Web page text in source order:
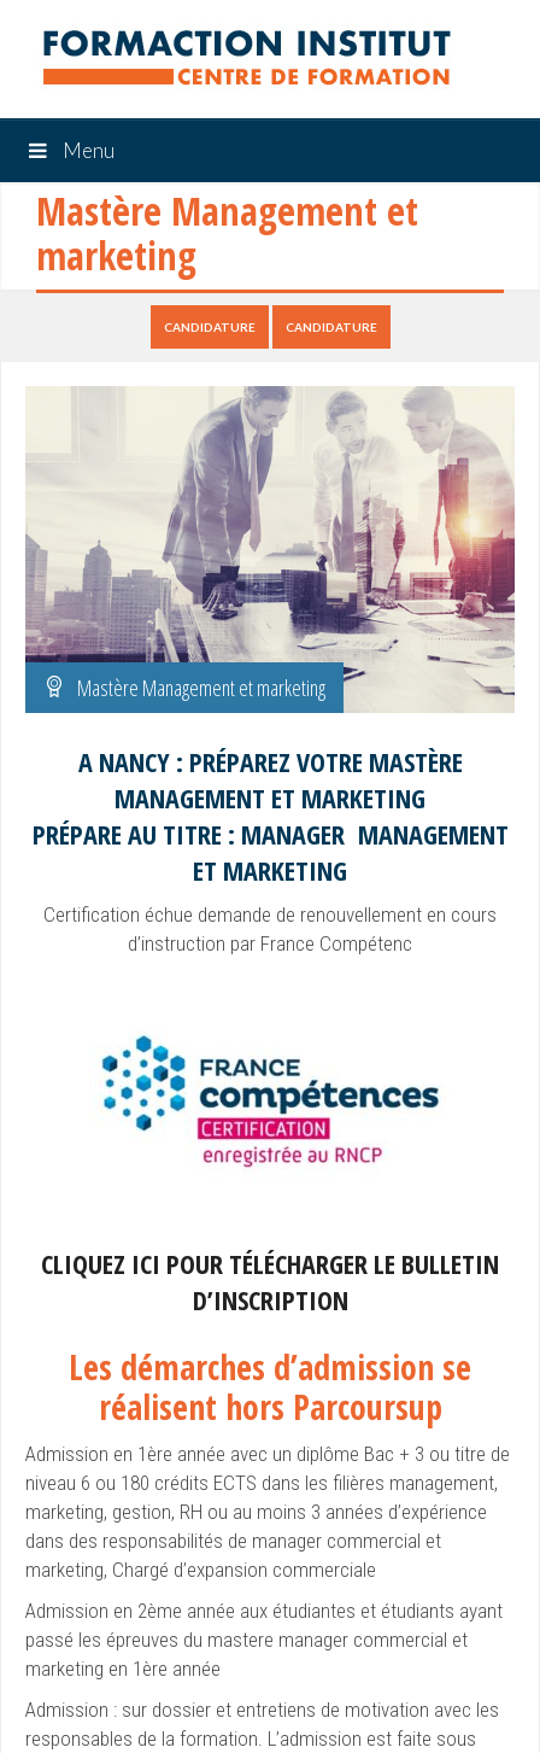
Menu
Mastère Management et
marketing
CANDIDATURE CANDIDATURE
Mastère Management et marketing
A NANCY : PRÉPAREZ VOTRE MASTÈRE
MANAGEMENT ET MARKETING
PRÉPARE AU TITRE : MANAGER MANAGEMENT
ET MARKETING
Certification échue demande de renouvellement en cours
d’instruction par France Compétenc
CLIQUEZ ICI POUR TÉLÉCHARGER LE BULLETIN
D’INSCRIPTION
Les démarches d’admission se
réalisent hors Parcoursup
Admission en 1ère année avec un diplôme Bac + 3 ou titre de
niveau 6 ou 180 crédits ECTS dans les filières management,
marketing, gestion, RH ou au moins 3 années d’expérience
dans des responsabilités de manager commercial et
marketing, Chargé d’expansion commerciale
Admission en 2ème année aux étudiantes et étudiants ayant
passé les épreuves du mastere manager commercial et
marketing en 1ère année
Admission : sur dossier et entretiens de motivation avec les
responsables de la formation. L’admission est faite sous